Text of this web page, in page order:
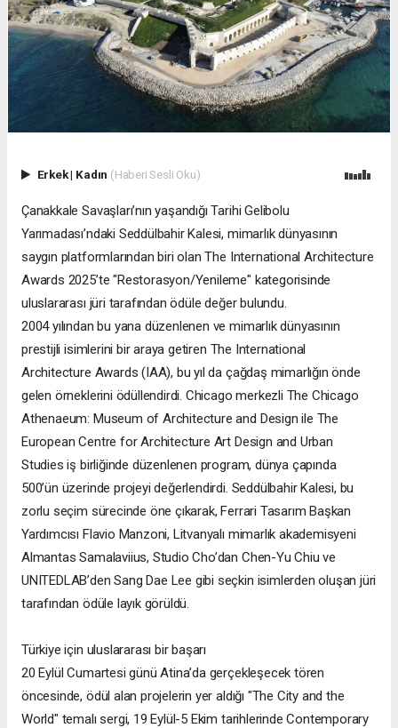
Erkek| Kadın (Haberi Sesli Oku)
Çanakkale Savaşları’nın yaşandığı Tarihi Gelibolu
Yarımadası’ndaki Seddülbahir Kalesi, mimarlık dünyasının
saygın platformlarından biri olan The International Architecture
Awards 2025’te "Restorasyon/Yenileme" kategorisinde
uluslararası jüri tarafından ödüle değer bulundu.
2004 yılından bu yana düzenlenen ve mimarlık dünyasının
prestijli isimlerini bir araya getiren The International
Architecture Awards (IAA), bu yıl da çağdaş mimarlığın önde
gelen örneklerini ödüllendirdi. Chicago merkezli The Chicago
Athenaeum: Museum of Architecture and Design ile The
European Centre for Architecture Art Design and Urban
Studies iş birliğinde düzenlenen program, dünya çapında
500’ün üzerinde projeyi değerlendirdi. Seddülbahir Kalesi, bu
zorlu seçim sürecinde öne çıkarak, Ferrari Tasarım Başkan
Yardımcısı Flavio Manzoni, Litvanyalı mimarlık akademisyeni
Almantas Samalaviius, Studio Cho’dan Chen-Yu Chiu ve
UNITEDLAB’den Sang Dae Lee gibi seçkin isimlerden oluşan jüri
tarafından ödüle layık görüldü.
Türkiye için uluslararası bir başarı
20 Eylül Cumartesi günü Atina’da gerçekleşecek tören
öncesinde, ödül alan projelerin yer aldığı "The City and the
World" temalı sergi, 19 Eylül-5 Ekim tarihlerinde Contemporary